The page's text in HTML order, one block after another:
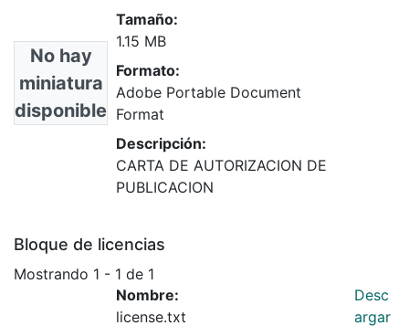
No hay
miniatura
disponible
Tamaño:
1.15 MB
Formato:
Adobe Portable Document
Format
Descripción:
CARTA DE AUTORIZACION DE
PUBLICACION
Bloque de licencias
Mostrando 1 - 1 de 1
Nombre:
license.txt
Desc
argar